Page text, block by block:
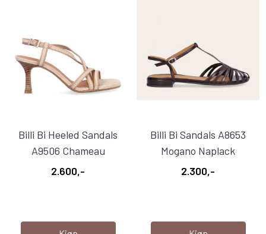
Billi Bi Heeled Sandals
A9506 Chameau
Babysilk ...
2.600,-
Billi Bi Sandals A8653
Mogano Naplack
2.300,-